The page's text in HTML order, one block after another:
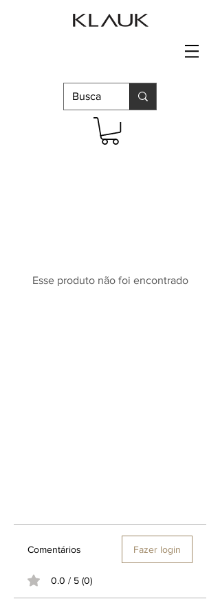
Esse produto não foi encontrado
Comentários Fazer login
0.0 / 5 (0)